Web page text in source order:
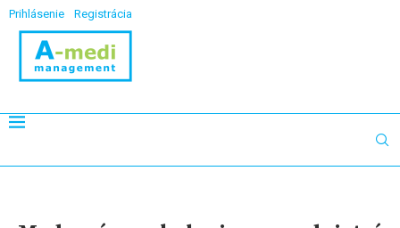
Prihlásenie Registrácia